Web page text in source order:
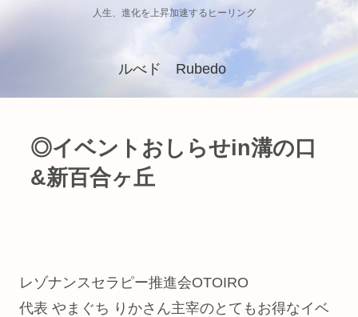
人生、進化を上昇加速するヒーリング
ルべド Rubedo
◎イベントおしらせin溝の口
&新百合ヶ丘
レゾナンスセラピー推進会OTOIRO
代表 やまぐち りかさん主宰のとてもお得なイベ